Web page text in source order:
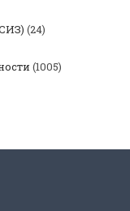
(24)
(1005)